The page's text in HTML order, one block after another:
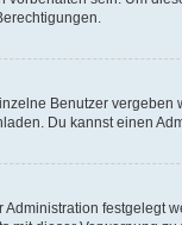
Benutzer
Du kannst einen